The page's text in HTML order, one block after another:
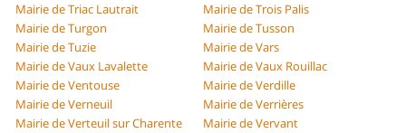
Mairie de Triac Lautrait
Mairie de Trois Palis
Mairie de Turgon
Mairie de Tusson
Mairie de Tuzie
Mairie de Vars
Mairie de Vaux Lavalette
Mairie de Vaux Rouillac
Mairie de Ventouse
Mairie de Verdille
Mairie de Verneuil
Mairie de Verrières
Mairie de Verteuil sur Charente
Mairie de Vervant